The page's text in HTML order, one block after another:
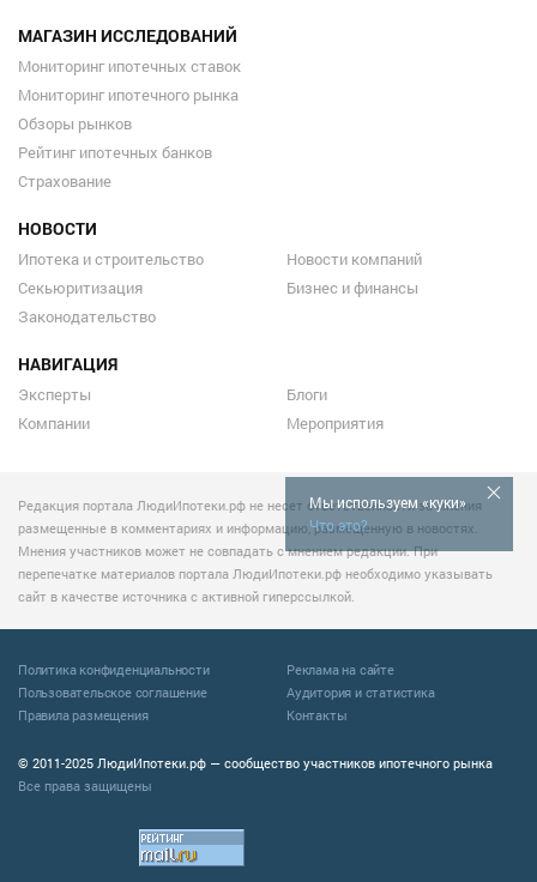
Мы используем «куки»
Что это?
МАГАЗИН ИССЛЕДОВАНИЙ
Мониторинг ипотечных ставок
Мониторинг ипотечного рынка
Обзоры рынков
Рейтинг ипотечных банков
Страхование
НОВОСТИ
Ипотека и строительство
Секьюритизация
Законодательство
Новости компаний
Бизнес и финансы
НАВИГАЦИЯ
Эксперты
Компании
Блоги
Мероприятия
Редакция портала ЛюдиИпотеки.рф не несет ответственности за мнения
размещенные в комментариях и информацию, размещенную в новостях.
Мнения участников может не совпадать с мнением редакции. При
перепечатке материалов портала ЛюдиИпотеки.рф необходимо указывать
сайт в качестве источника с активной гиперссылкой.
© 2011-2025 ЛюдиИпотеки.рф — сообщество участников ипотечного рынка
Все права защищены
Политика конфиденциальности
Пользовательское соглашение
Правила размещения
Реклама на сайте
Аудитория и статистика
Контакты